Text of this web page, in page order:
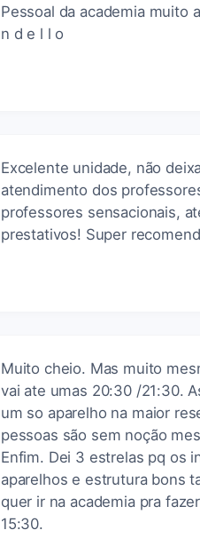
Pessoal da academia muito
n d e l l o
Excelente unidade, não
atendimento dos
professores sensacionais,
prestativos! Super
Muito cheio. Mas muito
vai ate umas 20:30 /21:30.
um so aparelho na maior
pessoas são sem noção
Enfim. Dei 3 estrelas pq os
aparelhos e estrutura bons
quer ir na academia pra
15:30.